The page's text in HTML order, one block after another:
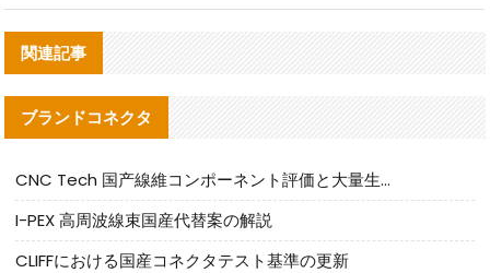
関連記事
ブランドコネクタ
CNC Tech 国产線維コンポーネント評価と大量生産適合ガイド
I-PEX 高周波線束国産代替案の解説
CLIFFにおける国産コネクタテスト基準の更新